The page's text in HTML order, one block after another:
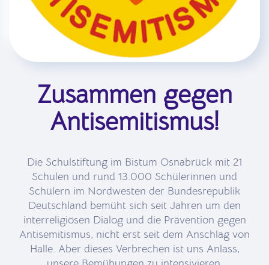
Zusammen gegen
Antisemitismus!
Die Schulstiftung im Bistum Osnabrück mit 21
Schulen und rund 13.000 Schülerinnen und
Schülern im Nordwesten der Bundesrepublik
Deutschland bemüht sich seit Jahren um den
interreligiösen Dialog und die Prävention gegen
Antisemitismus, nicht erst seit dem Anschlag von
Halle. Aber dieses Verbrechen ist uns Anlass,